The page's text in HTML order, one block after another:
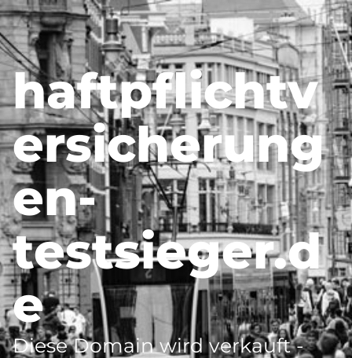
haftpflichtv
ersicherung
en-
testsieger.d
e
Diese Domain wird verkauft -